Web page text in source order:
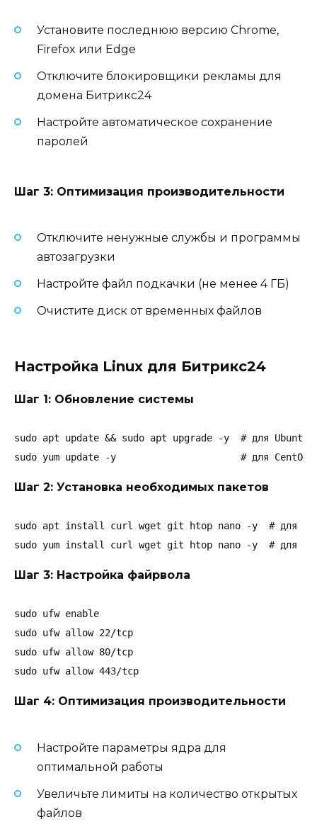
Установите последнюю версию Chrome,
Firefox или Edge
Отключите блокировщики рекламы для
домена Битрикс24
Настройте автоматическое сохранение
паролей
Шаг 3: Оптимизация производительности
Отключите ненужные службы и программы
автозагрузки
Настройте файл подкачки (не менее 4 ГБ)
Очистите диск от временных файлов
Настройка Linux для Битрикс24
Шаг 1: Обновление системы
sudo apt update && sudo apt upgrade -y  # для Ubuntu/
sudo yum update -y                      # для CentOS/
Шаг 2: Установка необходимых пакетов
sudo apt install curl wget git htop nano -y  # для
sudo yum install curl wget git htop nano -y  # для
Шаг 3: Настройка файрвола
sudo ufw enable
sudo ufw allow 22/tcp
sudo ufw allow 80/tcp
sudo ufw allow 443/tcp
Шаг 4: Оптимизация производительности
Настройте параметры ядра для
оптимальной работы
Увеличьте лимиты на количество открытых
файлов